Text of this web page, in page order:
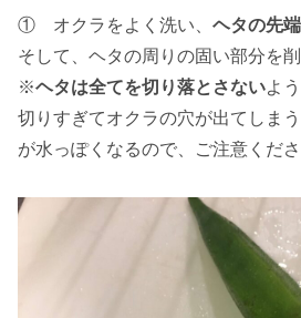
① オクラをよく洗い、 ヘタの先端
そして、ヘタの周りの固い部分を削
※ヘタは全てを切り落とさないよ
切りすぎてオクラの穴が出てしま
が水っぽくなるので、ご注意くださ